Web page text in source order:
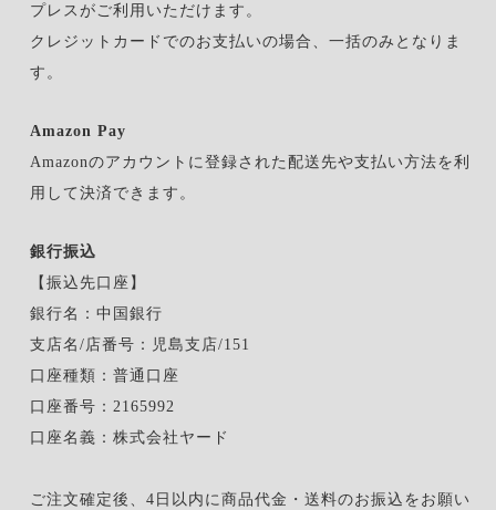
プレスがご利用いただけます。
クレジットカードでのお支払いの場合、一括のみとなりま
す。
Amazon Pay
Amazonのアカウントに登録された配送先や支払い方法を利
用して決済できます。
銀行振込
【振込先口座】
銀行名：中国銀行
支店名/店番号：児島支店/151
口座種類：普通口座
口座番号：2165992
口座名義：株式会社ヤード
ご注文確定後、4日以内に商品代金・送料のお振込をお願い